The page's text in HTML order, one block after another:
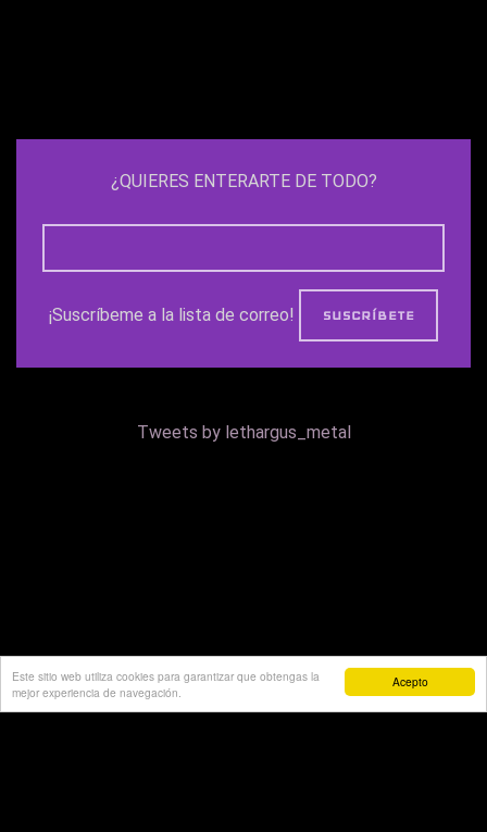
Acepto
Este sitio web utiliza cookies para garantizar que obtengas la
mejor experiencia de navegación.
¿QUIERES ENTERARTE DE TODO?
¡Suscríbeme a la lista de correo!
Tweets by lethargus_metal